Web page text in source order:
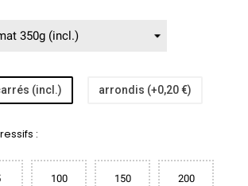
(incl.) arrondis (+0,20 €)
:
100
150
200